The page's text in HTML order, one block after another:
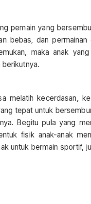
pemain yang
bebas, dan
maka anak
berikutnya.
melatih kecerdasan,
tepat untuk
Begitu pula yang
fisik anak-anak
untuk bermain sportif,